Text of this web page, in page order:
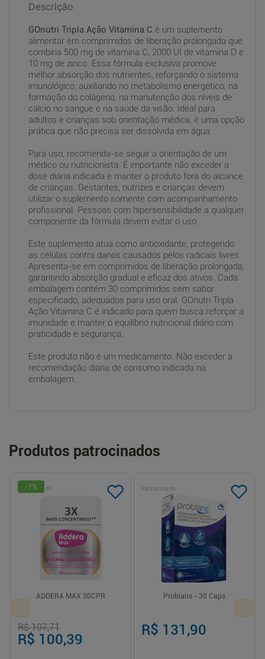
Descrição
GOnutri Tripla Ação Vitamina C é um suplemento
alimentar em comprimidos de liberação prolongada que
combina 500 mg de vitamina C, 2000 UI de vitamina D e
10 mg de zinco. Essa fórmula exclusiva promove
melhor absorção dos nutrientes, reforçando o sistema
imunológico, auxiliando no metabolismo energético, na
formação do colágeno, na manutenção dos níveis de
cálcio no sangue e na saúde da visão. Ideal para
adultos e crianças sob orientação médica, é uma opção
prática que não precisa ser dissolvida em água.
Para uso, recomenda-se seguir a orientação de um
médico ou nutricionista. É importante não exceder a
dose diária indicada e manter o produto fora do alcance
de crianças. Gestantes, nutrizes e crianças devem
utilizar o suplemento somente com acompanhamento
profissional. Pessoas com hipersensibilidade a qualquer
componente da fórmula devem evitar o uso.
Este suplemento atua como antioxidante, protegendo
as células contra danos causados pelos radicais livres.
Apresenta-se em comprimidos de liberação prolongada,
garantindo absorção gradual e eficaz dos ativos. Cada
embalagem contém 30 comprimidos sem sabor
especificado, adequados para uso oral. GOnutri Tripla
Ação Vitamina C é indicado para quem busca reforçar a
imunidade e manter o equilíbrio nutricional diário com
praticidade e segurança.
Este produto não é um medicamento. Não exceder a
recomendação diária de consumo indicada na
embalagem.
Produtos patrocinados
Patrocinado
-7%
ADDERA MAX 30CPR
R$ 107,71
R$ 100,39
Patrocinado
Probians - 30 Caps
R$ 131,90